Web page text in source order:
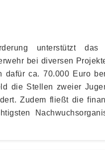
unterstützt das
bei diversen
dafür ca. 70.000 Euro
die Stellen zweier
Zudem fließt die